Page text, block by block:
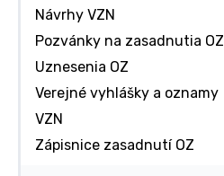
Návrhy VZN
Pozvánky na zasadnutia OZ
Uznesenia OZ
Verejné vyhlášky a oznamy
VZN
Zápisnice zasadnutí OZ